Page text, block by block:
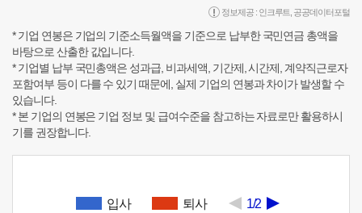
정보제공 : 인크루트 공공데이터포털
* 기업 연봉은 기업의 기준소득월액을 기준으로 납부한 국민연금 총액을
바탕으로 산출한 값입니다.
* 기업별 납부 국민총액은 성과급, 비과세액, 기간제, 시간제, 계약직근로자
포함여부 등이 다를 수 있기 때문에, 실제 기업의 연봉과 차이가 발생할 수
있습니다.
* 본 기업의 연봉은 기업 정보 및 급여수준을 참고하는 자료로만 활용하시
기를 권장합니다.
입사 퇴사 1/2